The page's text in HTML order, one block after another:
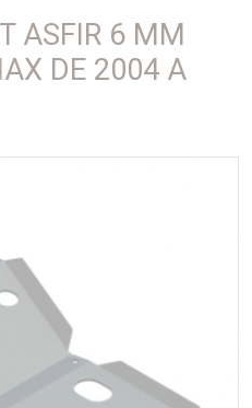
ASFIR 6 MM
DE 2004 A